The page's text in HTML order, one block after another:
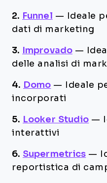
2. Funnel —
Ideale
dati di marketing
3. Improvado —
delle analisi di
4. Domo —
Ideale
incorporati
5. Looker Studio —
interattivi
6. Supermetrics —
reportistica di